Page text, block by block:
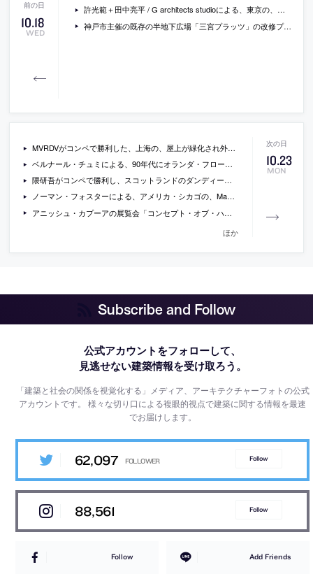
10.18
WED
許光範＋田中亮平 / G architects studioによる、東京の、集合住宅の一住戸の改修プロジェクト「府中の114」
神戸市主催の既存の半地下広場「三宮プラッツ」の改修プロポで、畑友洋が委託事業候補者に
10.23
MON
MVRDVがコンペで勝利した、上海の、屋上が緑化され外構と連続する分棟形式のカルチャーセンターの画像
ベルナール・チュミによる、90年代にオランダ・フローニンゲンに完成させたガラスのパヴィリオンを、建築学生が木製の構築物で包む作品を制作
隈研吾がコンペで勝利し、スコットランドのダンディーで建設が進められているヴィクトリア&アルバート博物館・新館の最新の現場写真
ノーマン・フォスターによる、アメリカ・シカゴの、MacBookを思わせる屋根形状で開放的な空間をもつアップルストアの写真
アニッシュ・カプーアの展覧会「コンセプト・オブ・ハピネス アニッシュ・カプーアの崩壊概論」が表参道のEYE OF GYREで開催 [-2017/11/26]
ほか
Subscribe and Follow
公式アカウントをフォローして、
見逃せない建築情報を受け取ろう。
「建築と社会の関係を視覚化する」メディア、アーキテクチャーフォトの公式
アカウントです。様々な切り口による複眼的視点で建築に関する情報を最速
でお届けします。
62,097 Follow
88,561 Follow
Follow Add Friends